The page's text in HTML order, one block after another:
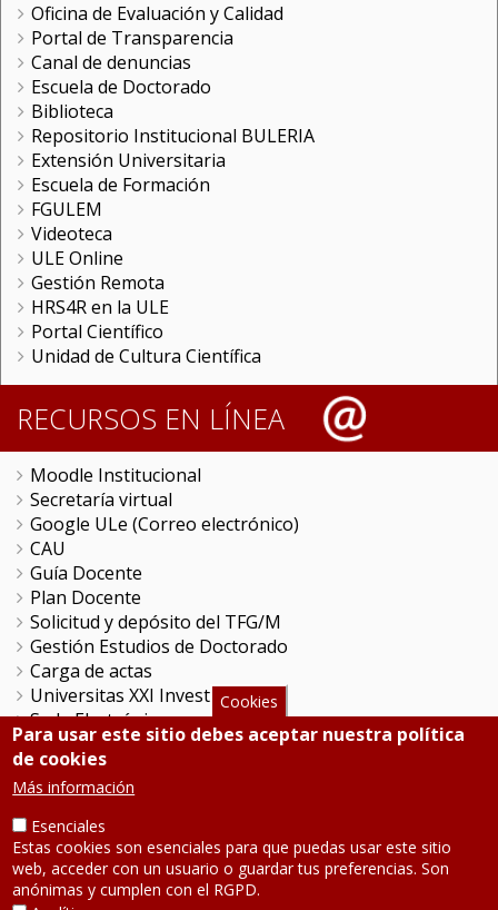
Oficina de Evaluación y Calidad
Portal de Transparencia
Canal de denuncias
Escuela de Doctorado
Biblioteca
Repositorio Institucional BULERIA
Extensión Universitaria
Escuela de Formación
FGULEM
Videoteca
ULE Online
Gestión Remota
HRS4R en la ULE
Portal Científico
Unidad de Cultura Científica
RECURSOS EN LÍNEA
Moodle Institucional
Secretaría virtual
Google ULe (Correo electrónico)
CAU
Guía Docente
Plan Docente
Solicitud y depósito del TFG/M
Gestión Estudios de Doctorado
Carga de actas
Universitas XXI Investigación
Sede Electrónica
Tramitador unileon
Perfil del Contratante
Portal del Empleado
Servicio de Informática y Comunicaciones
SÍGUENOS
Cookies
Para usar este sitio debes aceptar nuestra política
de cookies
Más información
Esenciales
Estas cookies son esenciales para que puedas usar este sitio
web, acceder con un usuario o guardar tus preferencias. Son
anónimas y cumplen con el RGPD.